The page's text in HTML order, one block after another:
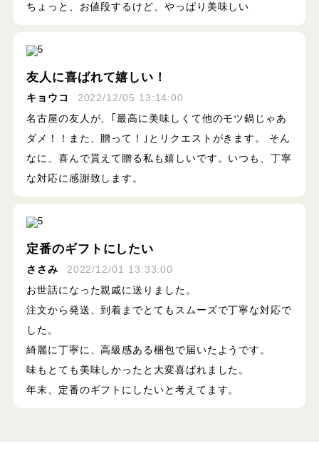
ちょっと、お値段するけど、やっぱり美味しい
友人に喜ばれて嬉しい！
キョウコ
2022/12/05 13:14:00
名古屋の友人が、｢最高に美味しくて他のモツ鍋じゃあ
ダメ！！また、贈って！｣とリクエストがきます。 そん
なに、喜んで貰えて贈る私も嬉しいです。いつも、丁寧
な対応に感謝致します。
定番のギフトにしたい
ささみ
2022/12/01 13:33:00
お世話になった親戚に送りました。
注文から発送、到着までとてもスムーズで丁寧な対応で
した。
綺麗に丁寧に、高級感ある梱包で届いたようです。
味もとても美味しかったと大変喜ばれました。
年末、定番のギフトにしたいと考えてます。